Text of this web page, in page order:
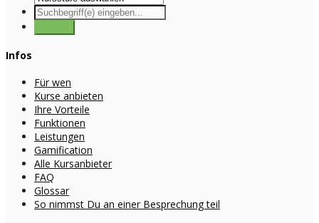
Infos
Für wen
Kurse anbieten
Ihre Vorteile
Funktionen
Leistungen
Gamification
Alle Kursanbieter
FAQ
Glossar
So nimmst Du an einer Besprechung teil